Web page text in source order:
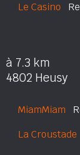
Le Casino
à 7.3 km
4802 Heusy
MiamMiam
La Croustade